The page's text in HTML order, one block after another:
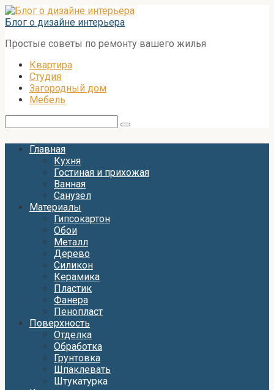
Перейти
к
Блог о дизайне интерьера
Простые советы по ремонту вашего жилья
Квартира
Студия
Загородный дом
Мебель
Главная
Кухня
Гостиная и прихожая
Ванная
Санузел
Материалы
Гипсокартон
Обои
Металл
Дерево
Силикон
Керамика
Пластик
Фанера
Пенопласт
Поверхность
Отделка
Обработка
Грунтовка
Шпаклевать
Штукатурка